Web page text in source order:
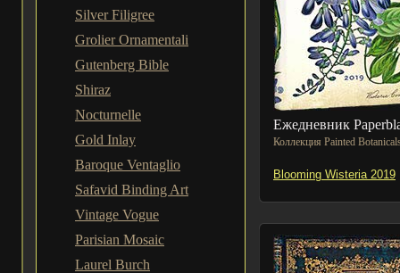
Silver Filigree
Grolier Ornamentali
Gutenberg Bible
Shiraz
Nocturnelle
Gold Inlay
Baroque Ventaglio
Safavid Binding Art
Vintage Vogue
Parisian Mosaic
Laurel Burch
Ежедневник
Коллекция Painted
Blooming Wisteria 2019